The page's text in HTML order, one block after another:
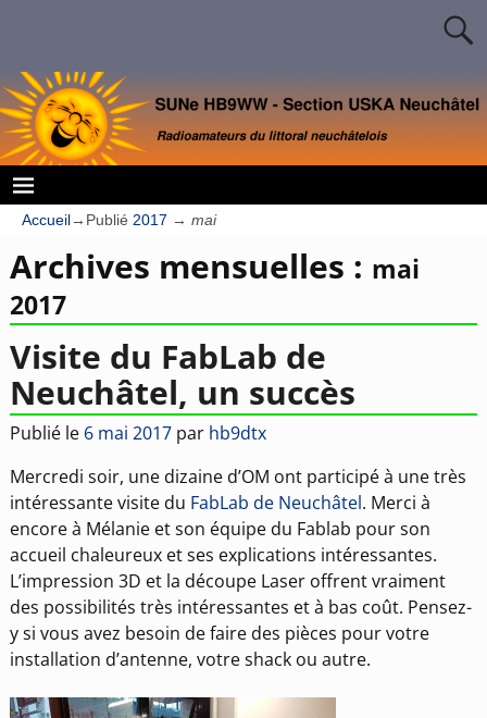
Accueil→Publié 2017 → mai
Archives mensuelles : mai
2017
Visite du FabLab de
Neuchâtel, un succès
Publié le 6 mai 2017 par hb9dtx
Mercredi soir, une dizaine d’OM ont participé à une très
intéressante visite du FabLab de Neuchâtel. Merci à
encore à Mélanie et son équipe du Fablab pour son
accueil chaleureux et ses explications intéressantes.
L’impression 3D et la découpe Laser offrent vraiment
des possibilités très intéressantes et à bas coût. Pensez-
y si vous avez besoin de faire des pièces pour votre
installation d’antenne, votre shack ou autre.